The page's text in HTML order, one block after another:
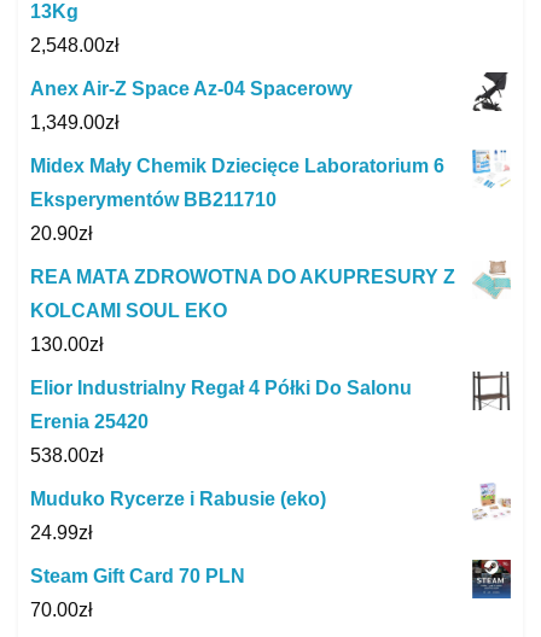
13Kg
2,548.00zł
Anex Air-Z Space Az-04 Spacerowy
1,349.00zł
Midex Mały Chemik Dziecięce Laboratorium 6
Eksperymentów BB211710
20.90zł
REA MATA ZDROWOTNA DO AKUPRESURY Z
KOLCAMI SOUL EKO
130.00zł
Elior Industrialny Regał 4 Półki Do Salonu
Erenia 25420
538.00zł
Muduko Rycerze i Rabusie (eko)
24.99zł
Steam Gift Card 70 PLN
70.00zł